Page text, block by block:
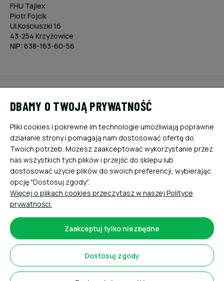
FHU Tajlex
Piotr Fojcik
Ul.Kościuszki 16
43-254 Krzyżowice
NIP: 638-163-60-56
PŁATNOŚCI I DOSTAWA
INFORMACJE
O NAS
DBAMY O TWOJĄ PRYWATNOŚĆ
Pliki cookies i pokrewne im technologie umożliwiają poprawne
działanie strony i pomagają nam dostosować ofertę do
Twoich potrzeb. Możesz zaakceptować wykorzystanie przez
nas wszystkich tych plików i przejść do sklepu lub
dostosować użycie plików do swoich preferencji, wybierając
opcję "Dostosuj zgody".
Więcej o plikach cookies przeczytasz w naszej Polityce
prywatności.
Zaakceptuj tylko niezbędne
Dostosuj zgody